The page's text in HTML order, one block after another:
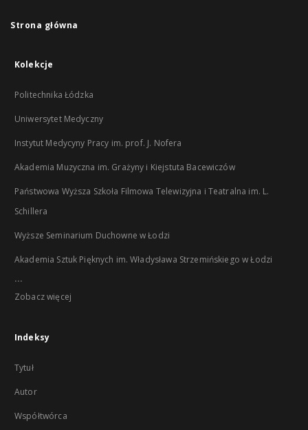
Strona główna
Kolekcje
Politechnika Łódzka
Uniwersytet Medyczny
Instytut Medycyny Pracy im. prof. J. Nofera
Akademia Muzyczna im. Grażyny i Kiejstuta Bacewiczów
Państwowa Wyższa Szkoła Filmowa Telewizyjna i Teatralna im. L.
Schillera
Wyższe Seminarium Duchowne w Łodzi
Akademia Sztuk Pięknych im. Władysława Strzemińskiego w Łodzi
...
Zobacz więcej
Indeksy
Tytuł
Autor
Współtwórca